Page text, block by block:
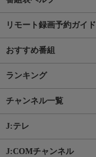
リモート録画予約ガイド
おすすめ番組
ランキング
チャンネル一覧
J:テレ
J:COMチャンネル